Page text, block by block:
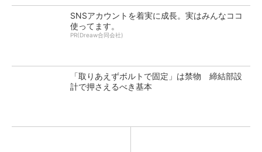
SNSアカウントを着実に成長。実はみんなココ
使ってます。
PR(Dreaw合同会社)
「取りあえずボルトで固定」は禁物 締結部設
計で押さえるべき基本